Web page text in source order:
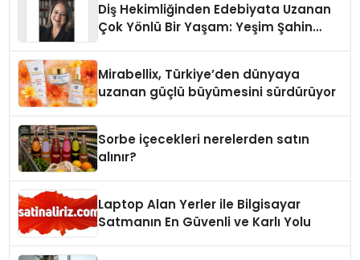
Diş Hekimliğinden Edebiyata Uzanan
Çok Yönlü Bir Yaşam: Yeşim Şahin
Mirabellix, Türkiye’den dünyaya
uzanan güçlü büyümesini sürdürüyor
Sorbe içecekleri nerelerden satın
alınır?
Laptop Alan Yerler ile Bilgisayar
Satmanın En Güvenli ve Karlı Yolu